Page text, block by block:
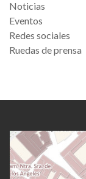
Noticias
Eventos
Redes sociales
Ruedas de prensa